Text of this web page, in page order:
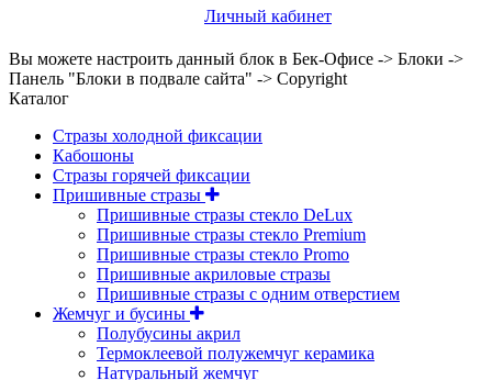
Личный кабинет
Вы можете настроить данный блок в Бек-Офисе -> Блоки ->
Панель "Блоки в подвале сайта" -> Copyright
Каталог
Стразы холодной фиксации
Кабошоны
Стразы горячей фиксации
Пришивные стразы
Пришивные стразы стекло DeLux
Пришивные стразы стекло Premium
Пришивные стразы стекло Promo
Пришивные акриловые стразы
Пришивные стразы с одним отверстием
Жемчуг и бусины
Полубусины акрил
Термоклеевой полужемчуг керамика
Натуральный жемчуг